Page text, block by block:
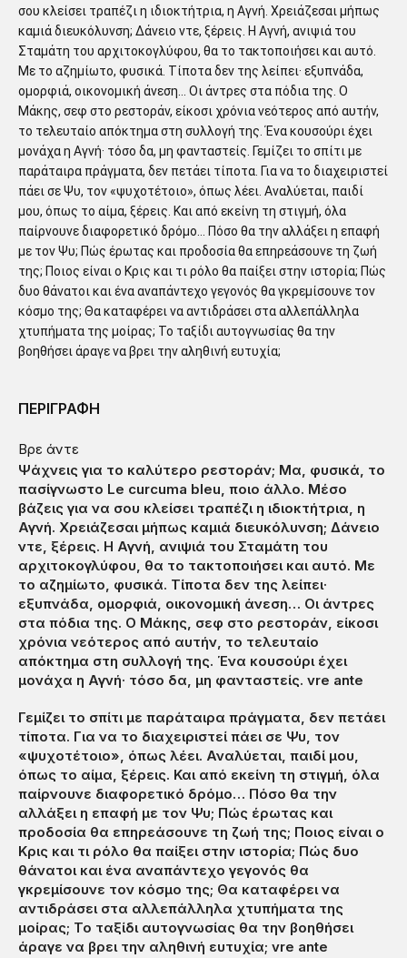
σου κλείσει τραπέζι η ιδιοκτήτρια, η Αγνή. Χρειάζεσαι μήπως
καμιά διευκόλυνση; Δάνειο ντε, ξέρεις. Η Αγνή, ανιψιά του
Σταμάτη του αρχιτοκογλύφου, θα το τακτοποιήσει και αυτό.
Με το αζημίωτο, φυσικά. Τίποτα δεν της λείπει· εξυπνάδα,
ομορφιά, οικονομική άνεση… Οι άντρες στα πόδια της. Ο
Μάκης, σεφ στο ρεστοράν, είκοσι χρόνια νεότερος από αυτήν,
το τελευταίο απόκτημα στη συλλογή της. Ένα κουσούρι έχει
μονάχα η Αγνή· τόσο δα, μη φανταστείς. Γεμίζει το σπίτι με
παράταιρα πράγματα, δεν πετάει τίποτα. Για να το διαχειριστεί
πάει σε Ψυ, τον «ψυχοτέτοιο», όπως λέει. Αναλύεται, παιδί
μου, όπως το αίμα, ξέρεις. Και από εκείνη τη στιγμή, όλα
παίρνουνε διαφορετικό δρόμο… Πόσο θα την αλλάξει η επαφή
με τον Ψυ; Πώς έρωτας και προδοσία θα επηρεάσουνε τη ζωή
της; Ποιος είναι ο Κρις και τι ρόλο θα παίξει στην ιστορία; Πώς
δυο θάνατοι και ένα αναπάντεχο γεγονός θα γκρεμίσουνε τον
κόσμο της; Θα καταφέρει να αντιδράσει στα αλλεπάλληλα
χτυπήματα της μοίρας; Το ταξίδι αυτογνωσίας θα την
βοηθήσει άραγε να βρει την αληθινή ευτυχία;
ΠΕΡΙΓΡΑΦΗ
Βρε άντε
Ψάχνεις για το καλύτερο ρεστοράν; Μα, φυσικά, το
πασίγνωστο Le curcuma bleu, ποιο άλλο. Μέσο
βάζεις για να σου κλείσει τραπέζι η ιδιοκτήτρια, η
Αγνή. Χρειάζεσαι μήπως καμιά διευκόλυνση; Δάνειο
ντε, ξέρεις. Η Αγνή, ανιψιά του Σταμάτη του
αρχιτοκογλύφου, θα το τακτοποιήσει και αυτό. Με
το αζημίωτο, φυσικά. Τίποτα δεν της λείπει·
εξυπνάδα, ομορφιά, οικονομική άνεση… Οι άντρες
στα πόδια της. Ο Μάκης, σεφ στο ρεστοράν, είκοσι
χρόνια νεότερος από αυτήν, το τελευταίο
απόκτημα στη συλλογή της. Ένα κουσούρι έχει
μονάχα η Αγνή· τόσο δα, μη φανταστείς. vre ante
Γεμίζει το σπίτι με παράταιρα πράγματα, δεν πετάει
τίποτα. Για να το διαχειριστεί πάει σε Ψυ, τον
«ψυχοτέτοιο», όπως λέει. Αναλύεται, παιδί μου,
όπως το αίμα, ξέρεις. Και από εκείνη τη στιγμή, όλα
παίρνουνε διαφορετικό δρόμο… Πόσο θα την
αλλάξει η επαφή με τον Ψυ; Πώς έρωτας και
προδοσία θα επηρεάσουνε τη ζωή της; Ποιος είναι ο
Κρις και τι ρόλο θα παίξει στην ιστορία; Πώς δυο
θάνατοι και ένα αναπάντεχο γεγονός θα
γκρεμίσουνε τον κόσμο της; Θα καταφέρει να
αντιδράσει στα αλλεπάλληλα χτυπήματα της
μοίρας; Το ταξίδι αυτογνωσίας θα την βοηθήσει
άραγε να βρει την αληθινή ευτυχία; vre ante